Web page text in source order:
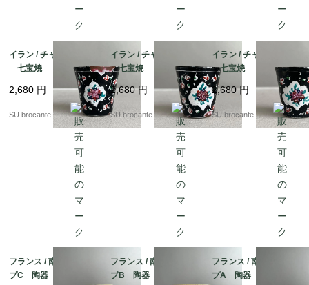
イラン / チャイカップC
七宝焼
2,680 円
SU brocante
イラン / チャイカップB
七宝焼
2,680円
SU brocante
イラン / チャイカップA
七宝焼
2,680円
SU brocante
フランス / 南仏のカッ
プC 陶器
フランス / 南仏のカッ
プB 陶器
フランス / 南仏のカッ
プA 陶器